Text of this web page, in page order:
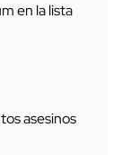
en la lista
asesinos